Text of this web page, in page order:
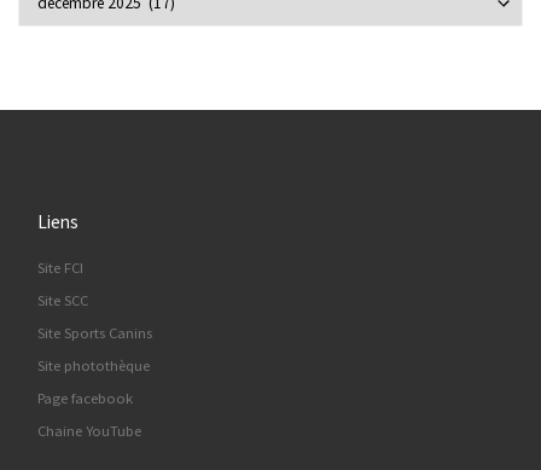
Liens
Site FCI
Site SCC
Site Sports Canins
Site photothèque
Page facebook
Chaine YouTube